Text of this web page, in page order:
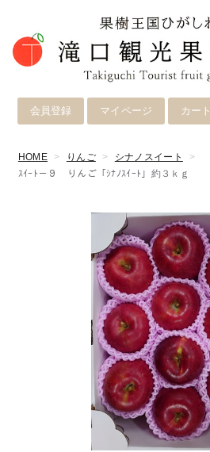
カート
マイページ
会員登録
HOME りんご
シナノスイート
ｽｲｰﾄ－９ りんご「ｼﾅﾉｽｲｰﾄ」約３ｋｇ